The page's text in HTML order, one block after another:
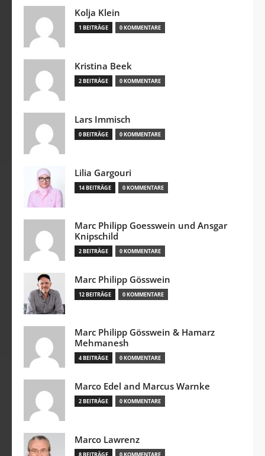
Kolja Klein
1 BEITRÄGE 0 KOMMENTARE
Kristina Beek
2 BEITRÄGE 0 KOMMENTARE
Lars Immisch
0 BEITRÄGE 0 KOMMENTARE
Lilia Gargouri
14 BEITRÄGE 0 KOMMENTARE
Marc Philipp Goesswein und Ansgar
Knipschild
2 BEITRÄGE 0 KOMMENTARE
Marc Philipp Gösswein
12 BEITRÄGE 0 KOMMENTARE
Marc Philipp Gösswein & Hamarz
Mehmanesh
4 BEITRÄGE 0 KOMMENTARE
Marco Edel and Marcus Warnke
2 BEITRÄGE 0 KOMMENTARE
Marco Lawrenz